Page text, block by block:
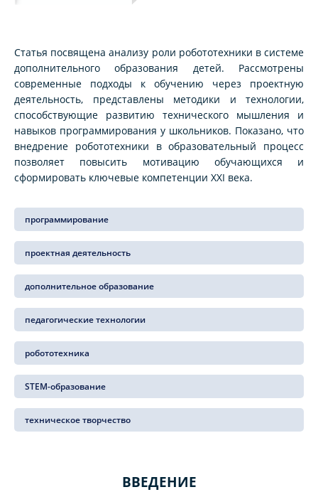
Статья посвящена анализу роли робототехники в системе
дополнительного образования детей. Рассмотрены
современные подходы к обучению через проектную
деятельность, представлены методики и технологии,
способствующие развитию технического мышления и
навыков программирования у школьников. Показано, что
внедрение робототехники в образовательный процесс
позволяет повысить мотивацию обучающихся и
сформировать ключевые компетенции XXI века.
программирование
проектная деятельность
дополнительное образование
педагогические технологии
робототехника
STEM-образование
техническое творчество
ВВЕДЕНИЕ